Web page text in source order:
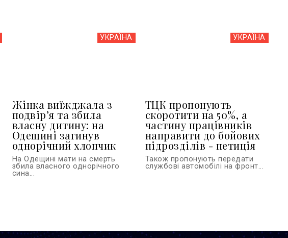
УКРАЇНА
Жінка виїжджала з
подвір’я та збила
власну дитину: на
Одещині загинув
однорічний хлопчик
На Одещині мати на смерть
збила власного однорічного
сина...
УКРАЇНА
ТЦК пропонують
скоротити на 50%, а
частину працівників
направити до бойових
підрозділів - петиція
Також пропонують передати
службові автомобілі на фронт...